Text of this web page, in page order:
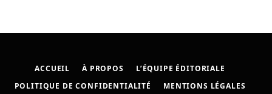
ACCUEIL À PROPOS
L’ÉQUIPE ÉDITORIALE
POLITIQUE DE CONFIDENTIALITÉ
MENTIONS LÉGALES